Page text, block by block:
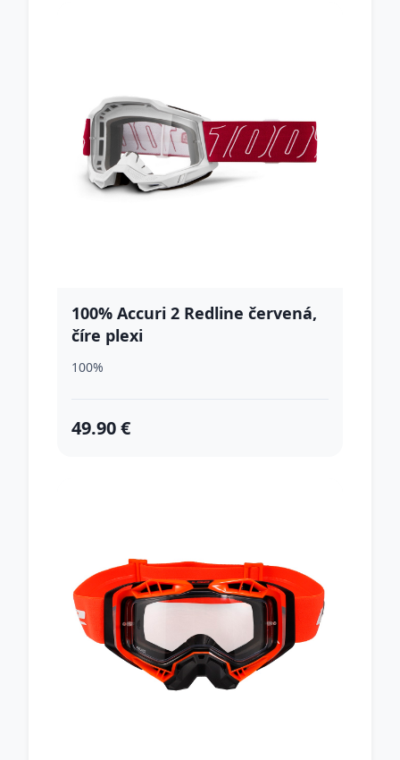
100% Accuri 2 Redline červená,
číre plexi
100%
49.90 €